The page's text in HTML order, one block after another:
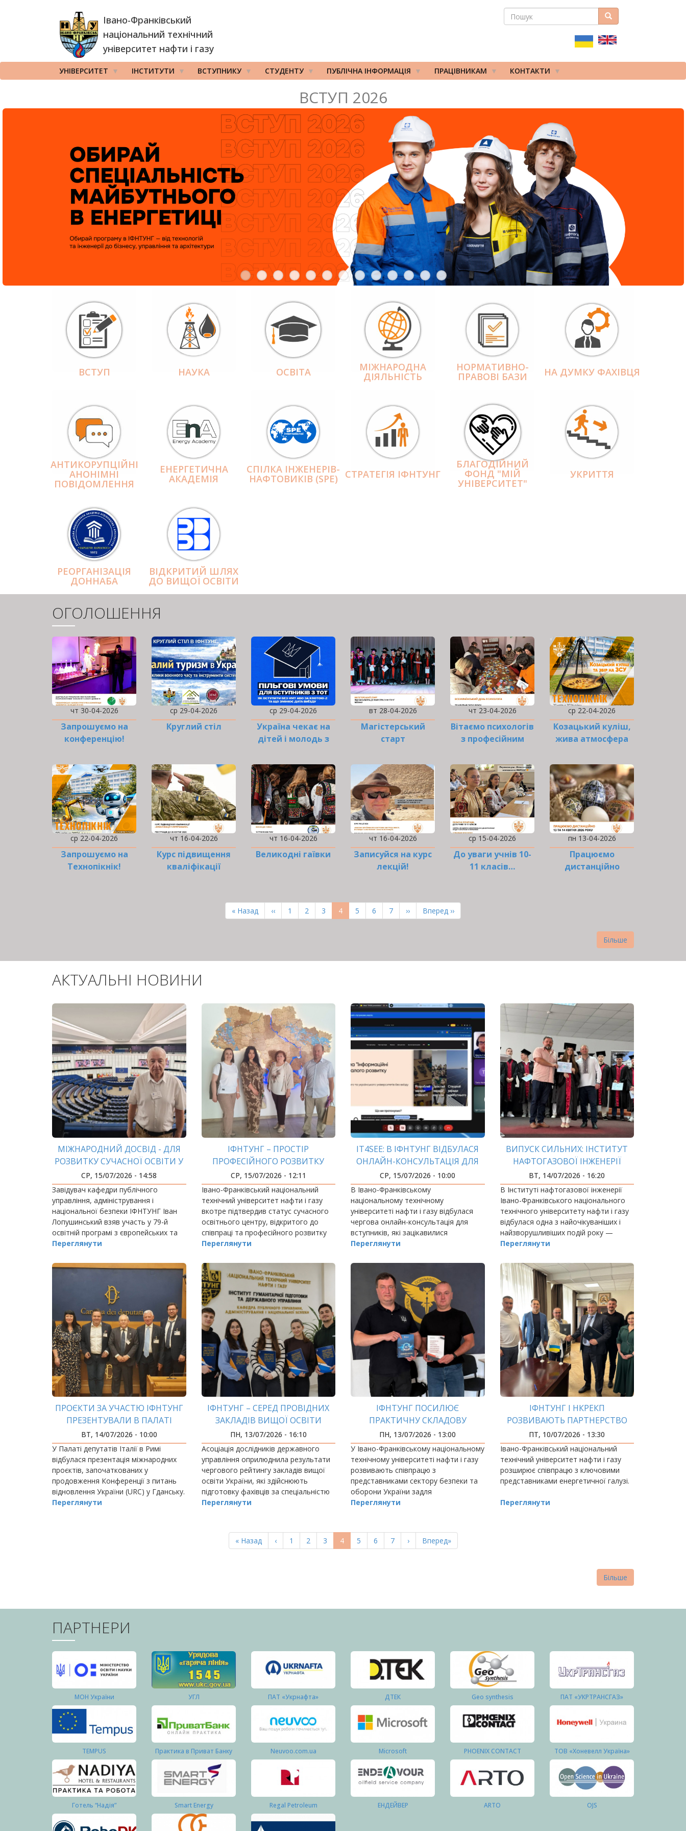
Івано-Франківський
національний технічний
університет нафти і газу
ПОШУКОВА
ПОШУК Пошук
УНІВЕРСИТЕТ ІНСТИТУТИ ВСТУПНИКУ СТУДЕНТУ ПУБЛІЧНА ІНФОРМАЦІЯ ПРАЦІВНИКАМ КОНТАКТИ
ВСТУП 2026
ВСТУП НАУКА ОСВІТА МІЖНАРОДНА
ДІЯЛЬНІCТЬ
НОРМАТИВНО-
ПРАВОВІ БАЗИ НА ДУМКУ ФАХІВЦЯ
АНТИКОРУПЦІЙНІ
АНОНІМНІ
ПОВІДОМЛЕННЯ
ЕНЕРГЕТИЧНА
АКАДЕМІЯ
СПІЛКА ІНЖЕНЕРІВ-
НАФТОВИКІВ (SPE) СТРАТЕГІЯ ІФНТУНГ
БЛАГОДІЙНИЙ
ФОНД "МІЙ
УНІВЕРСИТЕТ"
УКРИТТЯ
РЕОРГАНІЗАЦІЯ
ДОННАБА
ВІДКРИТИЙ ШЛЯХ
ДО ВИЩОЇ ОСВІТИ
ОГОЛОШЕННЯ
чт 30-04-2026
Запрошуємо на
конференцію!
ср 29-04-2026
Круглий стіл
ср 29-04-2026
Україна чекає на
дітей і молодь з
вт 28-04-2026
Магістерський
старт
чт 23-04-2026
Вітаємо психологів
з професійним
ср 22-04-2026
Козацький куліш,
жива атмосфера
разом
ср 22-04-2026
Запрошуємо на
Технопікнік!
чт 16-04-2026
Курс підвищення
кваліфікації
чт 16-04-2026
Великодні гаївки
чт 16-04-2026
Записуйся на курс
лекцій!
ср 15-04-2026
До уваги учнів 10-
11 класів…
пн 13-04-2026
Працюємо
дистанційно
Перша
сторінка
« Назад
Попередня
сторінка
‹‹ Page
1 Page
2 Page
3
Поточна
сторінка
4 Page
5 Page
6 Page
7
Наступна
сторінка
››
Остання
сторінка
Вперед ››
Більше
АКТУАЛЬНІ НОВИНИ
МІЖНАРОДНИЙ ДОСВІД - ДЛЯ
РОЗВИТКУ СУЧАСНОЇ ОСВІТИ У
СФЕРІ ПУБЛІЧНОГО
УПРАВЛІННЯ
СР, 15/07/2026 - 14:58
Завідувач кафедри публічного
управління, адміністрування і
національної безпеки ІФНТУНГ Іван
Лопушинський взяв участь у 79-й
освітній програмі з європейських та
освітніх студій, що організована НУО
проходила з 30…
Переглянути
ІФНТУНГ – ПРОСТІР
ПРОФЕСІЙНОГО РОЗВИТКУ
ПЕДАГОГІВ
СР, 15/07/2026 - 12:11
Івано-Франківський національний
технічний університет нафти і газу
вкотре підтвердив статус сучасного
освітнього центру, відкритого до
співпраці та професійного розвитку
педагогічних і науково-педагогічних
Переглянути
IT4SEE: В ІФНТУНГ ВІДБУЛАСЯ
ОНЛАЙН-КОНСУЛЬТАЦІЯ ДЛЯ
ВСТУПНИКІВ
СР, 15/07/2026 - 10:00
В Івано-Франківському
національному технічному
університеті нафти і газу відбулася
чергова онлайн-консультація для
вступників, які зацікавилися
англомовною магістерською
для сталого розвитку енергетики»
(IT4SEE).
Переглянути
ВИПУСК СИЛЬНИХ: ІНСТИТУТ
НАФТОГАЗОВОЇ ІНЖЕНЕРІЇ
ІФНТУНГ УРОЧИСТО ВРУЧИВ
ДИПЛОМИ БАКАЛАВРАМ
ВТ, 14/07/2026 - 16:20
В Інституті нафтогазової інженерії
Івано-Франківського національного
технічного університету нафти і газу
відбулася одна з найочікуваніших і
найзворушливіших подій року —
урочисте вручення дипломів
спеціальностей 184 «Гірництво…
Переглянути
ПРОЄКТИ ЗА УЧАСТЮ ІФНТУНГ
ПРЕЗЕНТУВАЛИ В ПАЛАТІ
ДЕПУТАТІВ ІТАЛІЇ
ВТ, 14/07/2026 - 10:00
У Палаті депутатів Італії в Римі
відбулася презентація міжнародних
проєктів, започаткованих у
продовження Конференції з питань
відновлення України (URC) у Гданську.
Переглянути
ІФНТУНГ – СЕРЕД ПРОВІДНИХ
ЗАКЛАДІВ ВИЩОЇ ОСВІТИ
УКРАЇНИ ЗА СПЕЦІАЛЬНІСТЮ D4
«ПУБЛІЧНЕ УПРАВЛІННЯ ТА
АДМІНІСТРУВАННЯ»
ПН, 13/07/2026 - 16:10
Асоціація дослідників державного
управління оприлюднила результати
чергового рейтингу закладів вищої
освіти України, які здійснюють
підготовку фахівців за спеціальністю
D4 «Публічне управління та
Переглянути
ІФНТУНГ ПОСИЛЮЄ
ПРАКТИЧНУ СКЛАДОВУ
ПІДГОТОВКИ ФАХІВЦІВ З
НАЦІОНАЛЬНОЇ БЕЗПЕКИ
ПН, 13/07/2026 - 13:00
У Івано-Франківському національному
технічному університеті нафти і газу
розвивають співпрацю з
представниками сектору безпеки та
оборони України задля
вдосконалення підготовки майбутніх
Переглянути
ІФНТУНГ І НКРЕКП
РОЗВИВАЮТЬ ПАРТНЕРСТВО
ДЛЯ ЕНЕРГЕТИКИ
МАЙБУТНЬОГО
ПТ, 10/07/2026 - 13:30
Івано-Франківський національний
технічний університет нафти і газу
розширює співпрацю з ключовими
представниками енергетичної галузі.
Переглянути
Перша
сторінка
« Назад
Попередня
сторінка
‹ Page
1 Page
2 Page
3
Поточна
сторінка
4 Page
5 Page
6 Page
7
Наступна
сторінка
›
Остання
сторінка
Вперед»
Більше
ПАРТНЕРИ
МОН України УГЛ ПАТ «Укрнафта» ДТЕК Geo synthesis ПАТ «УКРТРАНСГАЗ»
TEMPUS Практика в Приват Банку Neuvoo.com.ua Microsoft PHOENIX CONTACT ТОВ «Хоневелл Україна»
Готель “Надія” Smart Energy Regal Petroleum ЕНДЕЙВЕР ARTO OJS